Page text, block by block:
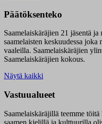
Päätöksenteko
Saamelaiskäräjien 21 jäsentä
saamelaisten keskuudessa
vaaleilla. Saamelaiskäräjien
Saamelaiskäräjien kokous.
Näytä kaikki
Vastuualueet
Saamelaiskäräjillä teemme töitä
saamen kielillä ja kulttuurilla